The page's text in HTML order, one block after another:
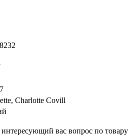
Charlotte Covill
вас вопрос по товару